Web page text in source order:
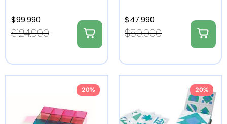
$124.990
$99.990
$59.990
$47.990
20% 20%